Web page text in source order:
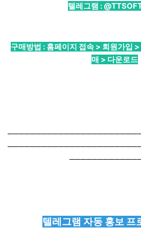
텔레그램 :
구매방법 : 홈페이지 접속 > 회원가입
매 > 다운로드
텔레그램 자동 홍보 프